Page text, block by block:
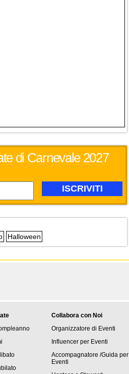
di Carnevale 2027
Halloween
Collabora con Noi
Organizzatore di Eventi
Influencer per Eventi
Accompagnatore /Guida per
Eventi